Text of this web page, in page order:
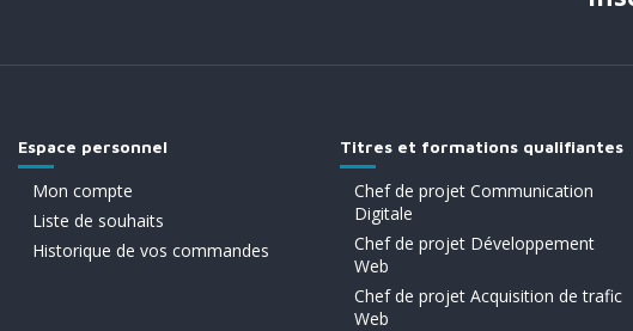
Espace personnel
Mon compte
Liste de souhaits
Historique de vos commandes
Titres et formations qualifiantes
Chef de projet Communication
Digitale
Chef de projet Développement
Web
Chef de projet Acquisition de trafic
Web